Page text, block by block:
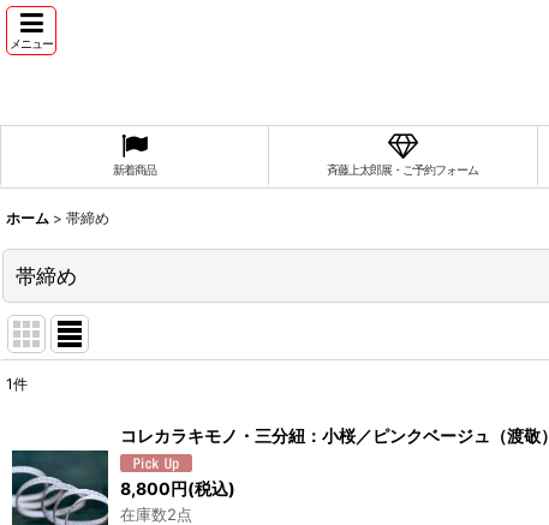
メニュー
新着商品 斉藤上太郎展・ご予約フォーム
ホーム > 帯締め
帯締め
並び順
1件
コレカラキモノ・三分紐：小桜／ピンクベージュ（渡敬）
8,800円(税込)
在庫数2点